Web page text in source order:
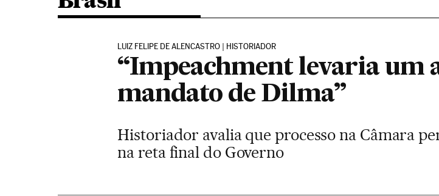
LUIZ FELIPE DE ALENCASTRO | HISTORIADOR
“Impeachment levaria um
mandato de Dilma”
Historiador avalia que processo na Câmara
na reta final do Governo